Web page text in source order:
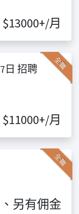
$13000+/月
全職
日 招聘
$11000+/月
全職
另有佣金